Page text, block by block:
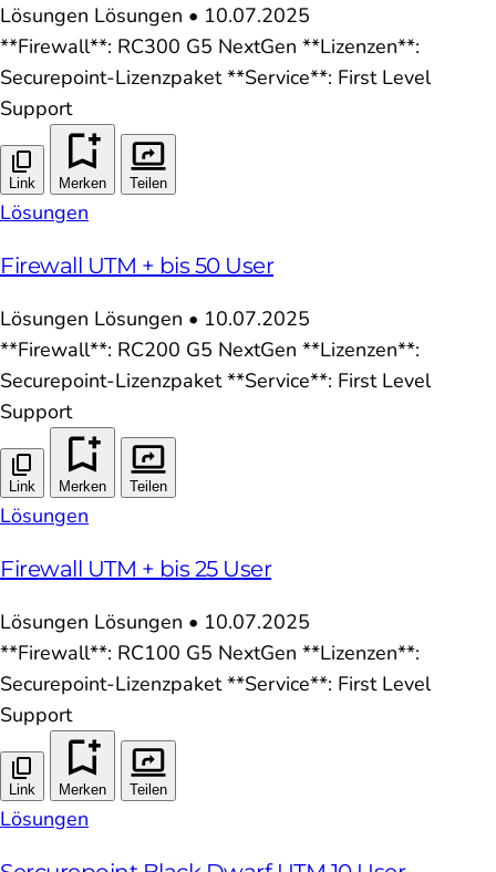
Lösungen Lösungen • 10.07.2025
**Firewall**: RC300 G5 NextGen **Lizenzen**:
Securepoint-Lizenzpaket **Service**: First Level
Support
Link Merken Teilen
Lösungen
Firewall UTM + bis 50 User
Lösungen Lösungen • 10.07.2025
**Firewall**: RC200 G5 NextGen **Lizenzen**:
Securepoint-Lizenzpaket **Service**: First Level
Support
Link Merken Teilen
Lösungen
Firewall UTM + bis 25 User
Lösungen Lösungen • 10.07.2025
**Firewall**: RC100 G5 NextGen **Lizenzen**:
Securepoint-Lizenzpaket **Service**: First Level
Support
Link Merken Teilen
Lösungen